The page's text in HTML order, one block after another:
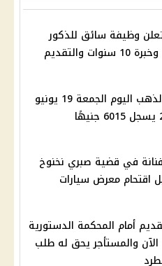
وظيفة سائق للذكور
برخصة مهنية وخبرة 10 سنوات والتقديم
ارتفاع أسعار الذهب اليوم الجمعة 19 يونيو
فنانة في قضية صبري نخنوخ
معرض سيارات
أمام المحكمة الدستورية
والمستأجر يحق له طلب